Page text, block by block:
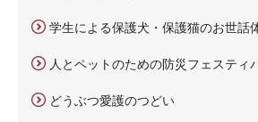
学生による保護犬・保護猫のお世話
人とペットのための防災フェスティ
どうぶつ愛護のつどい